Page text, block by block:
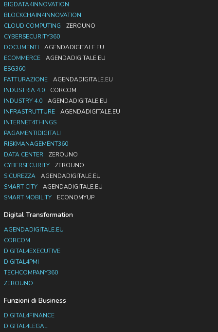
BIGDATA4INNOVATION
BLOCKCHAIN4INNOVATION
CLOUD COMPUTING
ZEROUNO
CYBERSECURITY360
DOCUMENTI
AGENDADIGITALE.EU
ECOMMERCE
AGENDADIGITALE.EU
ESG360
FATTURAZIONE
AGENDADIGITALE.EU
INDUSTRIA 4.0
CORCOM
INDUSTRY 4.0
AGENDADIGITALE.EU
INFRASTRUTTURE
AGENDADIGITALE.EU
INTERNET4THINGS
PAGAMENTIDIGITALI
RISKMANAGEMENT360
DATA CENTER
ZEROUNO
CYBERSECURITY
ZEROUNO
SICUREZZA
AGENDADIGITALE.EU
SMART CITY
AGENDADIGITALE.EU
SMART MOBILITY
ECONOMYUP
Digital Transformation
AGENDADIGITALE.EU
CORCOM
DIGITAL4EXECUTIVE
DIGITAL4PMI
TECHCOMPANY360
ZEROUNO
Funzioni di Business
DIGITAL4FINANCE
DIGITAL4LEGAL